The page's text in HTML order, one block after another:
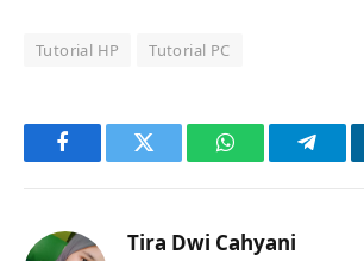
Tutorial HP Tutorial PC
FacebookTwitter WhatsApp
Tira Dwi Cahyani